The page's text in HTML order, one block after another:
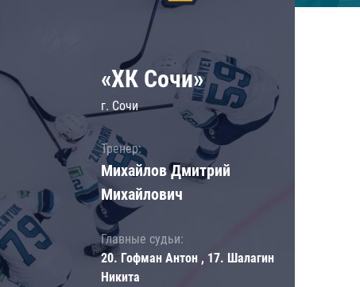
«ХК Сочи»
г. Сочи
Тренер:
Михайлов Дмитрий
Михайлович
Главные судьи:
20. Гофман Антон , 17. Шалагин
Никита